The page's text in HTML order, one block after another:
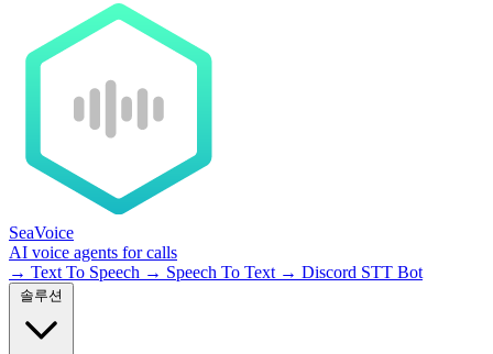
SeaVoice
AI voice agents for calls
→ Text To Speech → Speech To Text → Discord STT Bot